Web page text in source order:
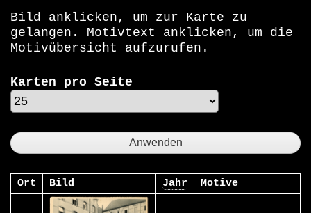
Bild anklicken, um zur Karte zu
gelangen. Motivtext anklicken, um die
Motivübersicht aufzurufen.
Karten pro Seite
Ort Bild Jahr Motive